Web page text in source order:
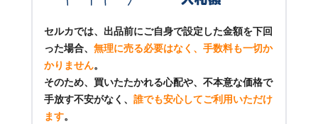
セルカでは、出品前にご自身で設定した金額を下回
った場合、 無理に売る必要はなく、手数料も一切か
かりません。
そのため、買いたたかれる心配や、不本意な価格で
手放す不安がなく、 誰でも安心してご利用いただけ
ます。